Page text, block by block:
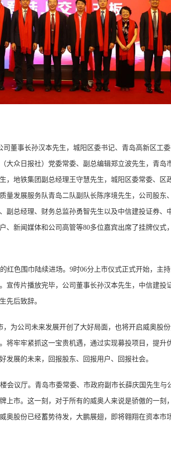
董事长孙汉本先生，城阳区委书记、青岛高新区工
大众日报社）党委常委、副总编辑郑立波先生，青岛
，地铁集团副总经理王守慧先生，城阳区委常委、区
量发展服务队青岛二队副队长陈序境先生，公司股东
副总经理、财务总监孙勇智先生以及中信建投证券、
、新闻媒体和公司高管等80多位嘉宾出席了挂牌仪式
红色围巾陆续进场。9时06分上市仪式正式开始，主
宣传片播放完毕，公司董事长孙汉本先生，中信建投
先后致辞。
为公司未来发展开创了大好局面，也将开启威奥股
将牢牢紧抓这一宝贵机遇，通过实现募投项目，提升
发展的未来，回报股东、回报用户、回报社会。
会议厅。青岛市委常委、市政府副市长薛庆国先生与
上市。这一刻，对于所有的威奥人来说是骄傲的一刻
奥股份已经蓄势待发，大鹏展翅，即将翱翔在资本市